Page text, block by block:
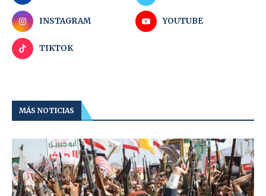
INSTAGRAM YOUTUBE
TIKTOK
MÁS NOTICIAS